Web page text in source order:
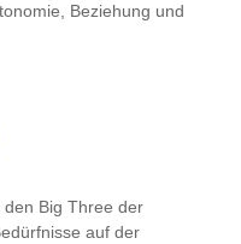
Beziehung und
Big Three der
auf der